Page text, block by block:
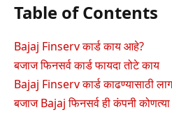
Table of Contents
Bajaj Finserv कार्ड काय आहे?
बजाज फिनसर्व कार्ड फायदा तोटे काय
Bajaj Finserv कार्ड काढण्यासाठी
बजाज Bajaj फिनसर्व ही कंपनी